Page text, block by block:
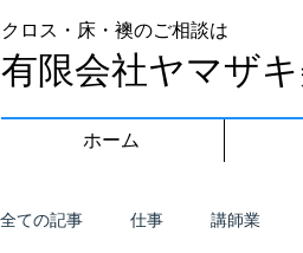
クロス・床・襖のご相談は
有限会社ヤマザ
ホーム
全ての記事 仕事 講師業